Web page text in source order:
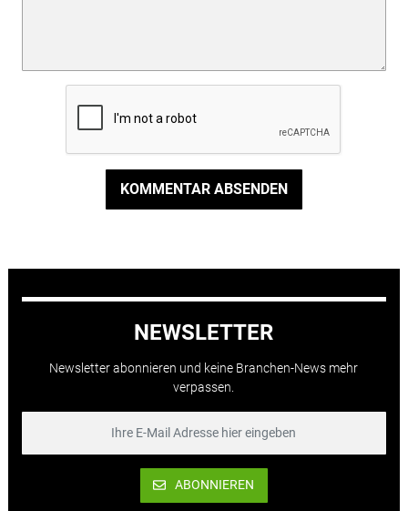
KOMMENTAR ABSENDEN
NEWSLETTER
Newsletter abonnieren und keine Branchen-News mehr
verpassen.
ABONNIEREN